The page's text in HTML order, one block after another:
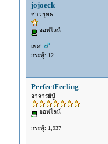
jojoeck
ชาวยุทธ
ออฟไลน์
เพศ:
กระทู้: 12
PerfectFeeling
อาจารย์ปู่
ออฟไลน์
กระทู้: 1,937